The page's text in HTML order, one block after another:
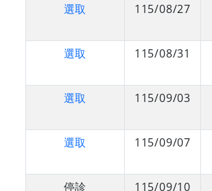
選取
115/08/27
選取
115/08/31
選取
115/09/03
選取
115/09/07
停診
115/09/10